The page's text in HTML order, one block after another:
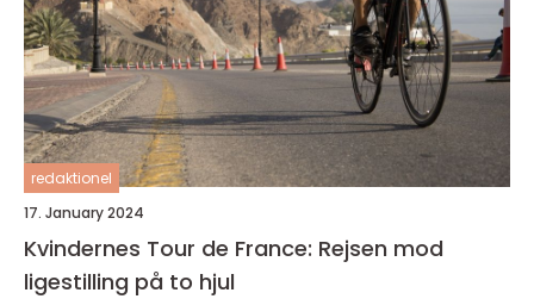
redaktionel
17. January 2024
Kvindernes Tour de France: Rejsen mod
ligestilling på to hjul